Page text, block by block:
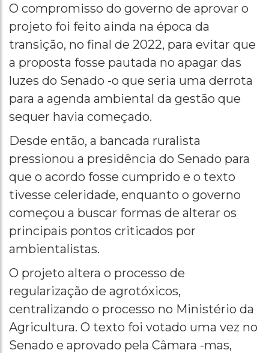
O compromisso do governo de aprovar o
projeto foi feito ainda na época da
transição, no final de 2022, para evitar que
a proposta fosse pautada no apagar das
luzes do Senado -o que seria uma derrota
para a agenda ambiental da gestão que
sequer havia começado.
Desde então, a bancada ruralista
pressionou a presidência do Senado para
que o acordo fosse cumprido e o texto
tivesse celeridade, enquanto o governo
começou a buscar formas de alterar os
principais pontos criticados por
ambientalistas.
O projeto altera o processo de
regularização de agrotóxicos,
centralizando o processo no Ministério da
Agricultura. O texto foi votado uma vez no
Senado e aprovado pela Câmara -mas,